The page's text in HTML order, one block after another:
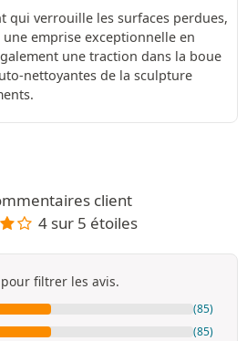
qui verrouille les surfaces perdues,
emprise exceptionnelle en
une traction dans la boue
nettoyantes de la sculpture
client
4 sur 5 étoiles
filtrer les avis.
(85)
(85)